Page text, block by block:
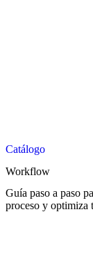
Catálogo
Workflow
Guía paso a paso
proceso y optimiza